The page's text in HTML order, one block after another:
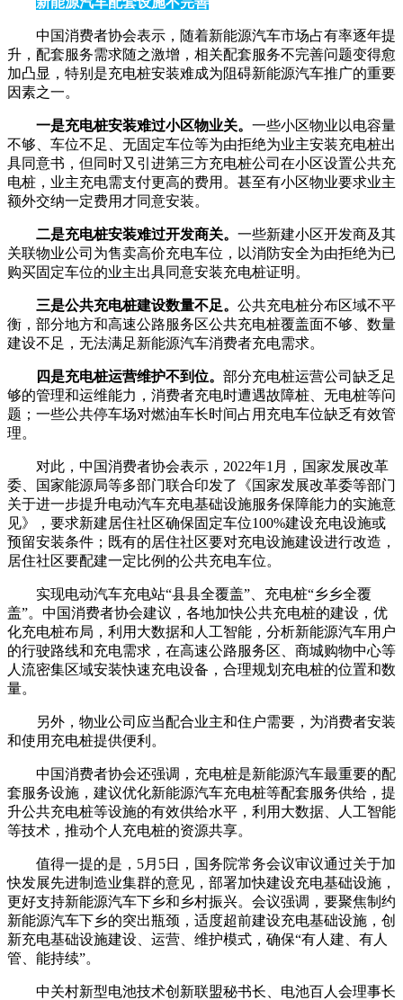
中国消费者协会表示，随着新能源汽车市场占有率逐年提
升，配套服务需求随之激增，相关配套服务不完善问题变得愈
加凸显，特别是充电桩安装难成为阻碍新能源汽车推广的重要
因素之一。
一是充电桩安装难过小区物业关。 一些小区物业以电容量
不够、车位不足、无固定车位等为由拒绝为业主安装充电桩出
具同意书，但同时又引进第三方充电桩公司在小区设置公共充
电桩，业主充电需支付更高的费用。甚至有小区物业要求业主
额外交纳一定费用才同意安装。
二是充电桩安装难过开发商关。 一些新建小区开发商及其
关联物业公司为售卖高价充电车位，以消防安全为由拒绝为已
购买固定车位的业主出具同意安装充电桩证明。
三是公共充电桩建设数量不足。 公共充电桩分布区域不平
衡，部分地方和高速公路服务区公共充电桩覆盖面不够、数量
建设不足，无法满足新能源汽车消费者充电需求。
四是充电桩运营维护不到位。 部分充电桩运营公司缺乏足
够的管理和运维能力，消费者充电时遭遇故障桩、无电桩等问
题；一些公共停车场对燃油车长时间占用充电车位缺乏有效管
理。
对此，中国消费者协会表示，2022年1月，国家发展改革
委、国家能源局等多部门联合印发了《国家发展改革委等部门
关于进一步提升电动汽车充电基础设施服务保障能力的实施意
见》，要求新建居住社区确保固定车位100%建设充电设施或
预留安装条件；既有的居住社区要对充电设施建设进行改造，
居住社区要配建一定比例的公共充电车位。
实现电动汽车充电站“县县全覆盖”、充电桩“乡乡全覆
盖”。中国消费者协会建议，各地加快公共充电桩的建设，优
化充电桩布局，利用大数据和人工智能，分析新能源汽车用户
的行驶路线和充电需求，在高速公路服务区、商城购物中心等
人流密集区域安装快速充电设备，合理规划充电桩的位置和数
量。
另外，物业公司应当配合业主和住户需要，为消费者安装
和使用充电桩提供便利。
中国消费者协会还强调，充电桩是新能源汽车最重要的配
套服务设施，建议优化新能源汽车充电桩等配套服务供给，提
升公共充电桩等设施的有效供给水平，利用大数据、人工智能
等技术，推动个人充电桩的资源共享。
值得一提的是，5月5日，国务院常务会议审议通过关于加
快发展先进制造业集群的意见，部署加快建设充电基础设施，
更好支持新能源汽车下乡和乡村振兴。会议强调，要聚焦制约
新能源汽车下乡的突出瓶颈，适度超前建设充电基础设施，创
新充电基础设施建设、运营、维护模式，确保“有人建、有人
管、能持续”。
中关村新型电池技术创新联盟秘书长、电池百人会理事长